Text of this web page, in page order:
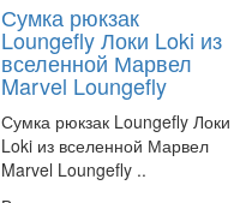
Сумка рюкзак
Loungefly Локи Loki из
вселенной Марвел
Marvel Loungefly
Сумка рюкзак Loungefly Локи
Loki из вселенной Марвел
Marvel Loungefly ..